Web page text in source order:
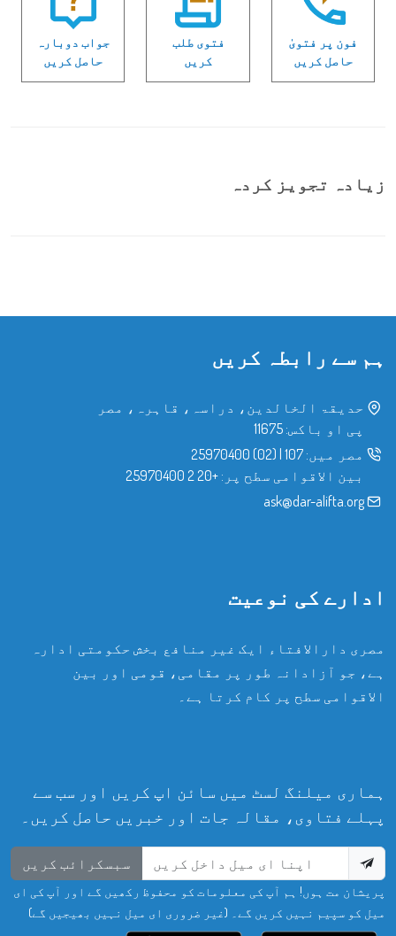
فون پر فتویٰ
حاصل کریں
فتوی طلب
کریں
جواب دوبارہ
حاصل کریں
زیادہ تجویز کردہ
ہم سے رابطہ کریں
حدیقۃ الخالدین، دراسہ، قاہرہ، مصر
پی او باکس: 11675
مصر میں: 107
|
(02) 25970400
بین الاقوامی سطح پر: +20 2 25970400
ask@dar-alifta.org
ادارے کی نوعیت
مصری دارالافتاء ایک غیر منافع بخش حکومتی ادارہ
ہے، جو آزادانہ طور پر مقامی، قومی اور بین
الاقوامی سطح پر کام کرتا ہے۔
ہماری میلنگ لسٹ میں سائن اپ کریں اور سب سے
پہلے فتاوی، مقالہ جات اور خبریں حاصل کریں۔
سبسکرائب کریں
پریشان مت ہوں! ہم آپ کی معلومات کو محفوظ رکھیں گے اور آپ کی ای
میل کو سپیم نہیں کریں گے۔ (غیر ضروری ای میل نہیں بھیجیں گے)